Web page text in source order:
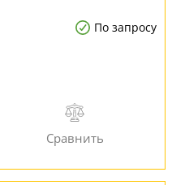
По запросу